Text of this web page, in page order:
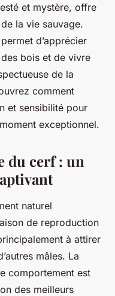
et mystère, offre
la vie sauvage.
d’apprécier
bois et de vivre
de la
comment
et sensibilité pour
exceptionnel.
du cerf : un
naturel
de reproduction
à attirer
mâles. La
comportement est
des meilleurs